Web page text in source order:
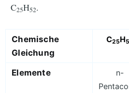
C25H52.
Chemische
Gleichung
C25H
Elemente
n-